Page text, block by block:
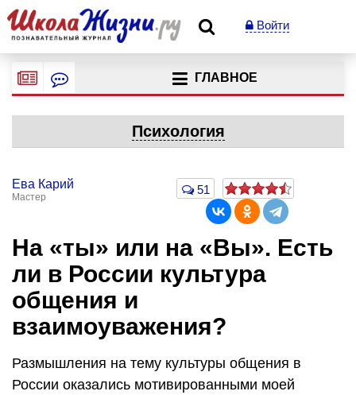
Войти
ГЛАВНОЕ
Психология
Ева Карий
Мастер
51
На «ты» или на «Вы». Есть
ли в России культура
общения и
взаимоуважения?
Размышления на тему культуры общения в
России оказались мотивированными моей